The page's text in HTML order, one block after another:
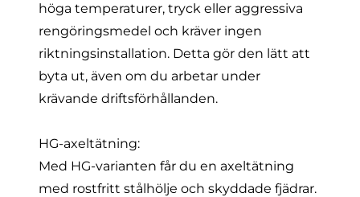
höga temperaturer, tryck eller aggressiva
rengöringsmedel och kräver ingen
riktningsinstallation. Detta gör den lätt att
byta ut, även om du arbetar under
krävande driftsförhållanden.
HG-axeltätning:
Med HG-varianten får du en axeltätning
med rostfritt stålhölje och skyddade fjädrar.